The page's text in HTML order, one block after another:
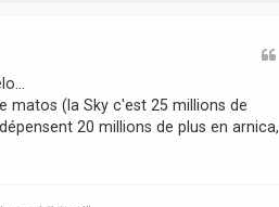
matos (la Sky c'est 25 millions de
20 millions de plus en arnica,